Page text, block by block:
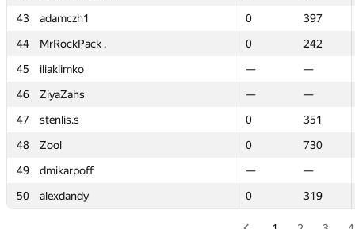
43
adamczh1 0
397
44
MrRockPack . 0
242
45
iliaklimko —
—
46
ZiyaZahs —
—
47
stenlis.s 0
351
48
Zool 0
730
49
dmikarpoff —
—
50
alexdandy 0 319
43
adamczh1 0
397
44
MrRockPack . 0
242
45
iliaklimko —
—
46
ZiyaZahs —
—
47
stenlis.s 0
351
48
Zool 0
730
49
dmikarpoff —
—
50
alexdandy 0 319